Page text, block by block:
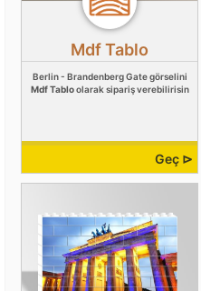
Mdf Tablo
Berlin - Brandenberg Gate görselini
Mdf Tabloolarak sipariş verebilirisin
Geç ⊳